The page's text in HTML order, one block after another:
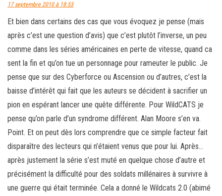
17 septembre 2010 à 18:53
Et bien dans certains des cas que vous évoquez je pense (mais
après c’est une question d’avis) que c’est plutôt l’inverse, un peu
comme dans les séries américaines en perte de vitesse, quand ca
sent la fin et qu’on tue un personnage pour rameuter le public. Je
pense que sur des Cyberforce ou Ascension ou d’autres, c’est la
baisse d’intérêt qui fait que les auteurs se décident à sacrifier un
pion en espérant lancer une quête différente. Pour WildCATS je
pense qu’on parle d’un syndrome différent. Alan Moore s’en va.
Point. Et on peut dès lors comprendre que ce simple facteur fait
disparaître des lecteurs qui n’étaient venus que pour lui. Après…
après justement la série s’est muté en quelque chose d’autre et
précisément la difficulté pour des soldats millénaires à survivre à
une guerre qui était terminée. Cela a donné le Wildcats 2.0 (abimé